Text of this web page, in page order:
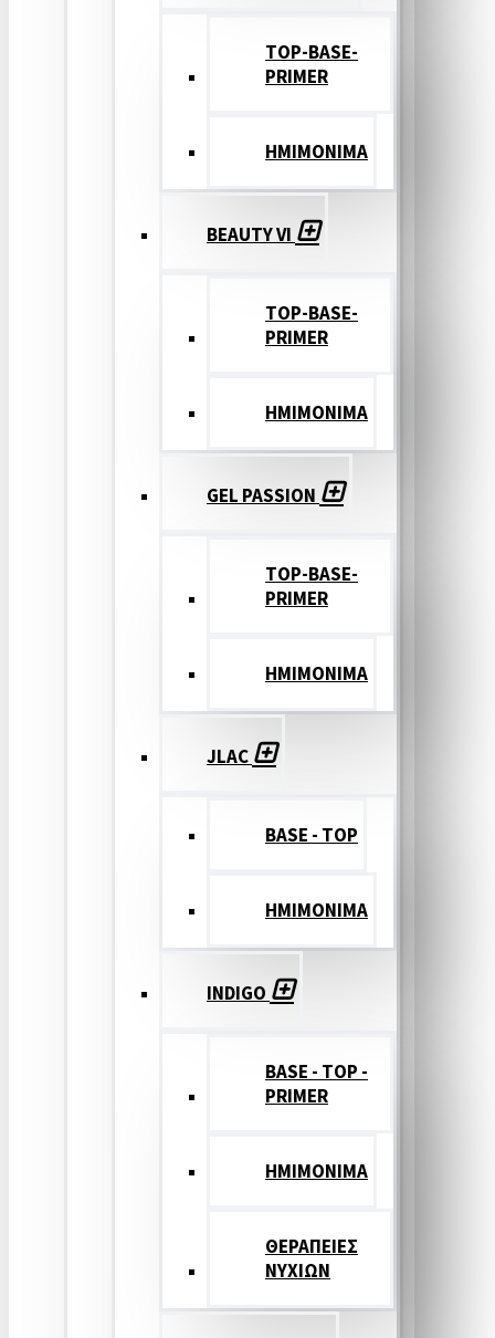
TOP-BASE-
PRIMER
ΗΜΙΜΟΝΙΜΑ
BEAUTY VI
TOP-BASE-
PRIMER
ΗΜΙΜΟΝΙΜΑ
GEL PASSION
TOP-BASE-
PRIMER
ΗΜΙΜΟΝΙΜΑ
JLAC
BASE - TOP
ΗΜΙΜΟΝΙΜΑ
INDIGO
BASE - TOP -
PRIMER
HMIMONIMA
ΘΕΡΑΠΕΙΕΣ
ΝΥΧΙΩΝ